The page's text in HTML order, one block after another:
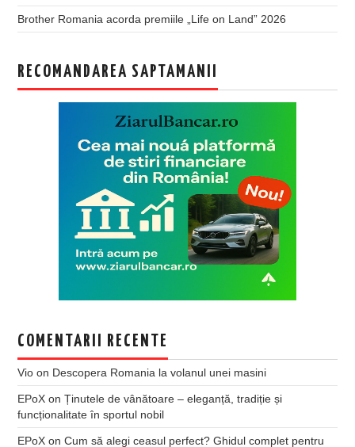
Brother Romania acorda premiile „Life on Land” 2026
RECOMANDAREA SAPTAMANII
COMENTARII RECENTE
Vio on Descopera Romania la volanul unei masini
EPoX onȚinutele de vânătoare – eleganță, tradiție și
funcționalitate în sportul nobil
EPoX onCum să alegi ceasul perfect? Ghidul complet pentru